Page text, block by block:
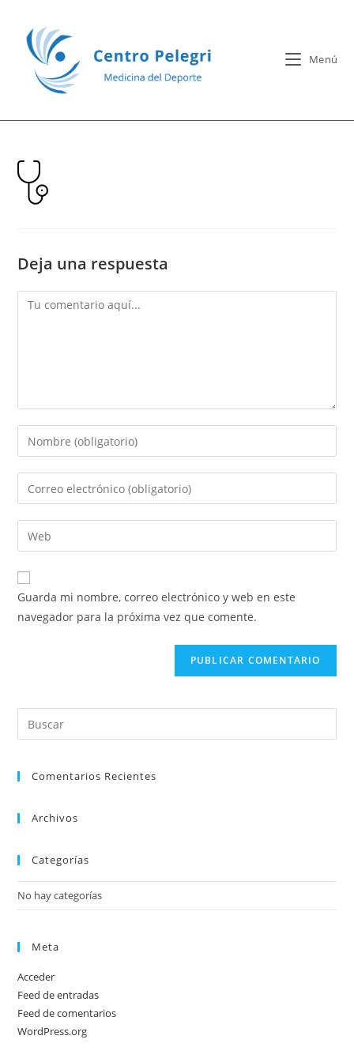
Menú
Deja una respuesta
Guarda mi nombre, correo electrónico y web en este
navegador para la próxima vez que comente.
Comentarios Recientes
Archivos
Categorías
No hay categorías
Meta
Acceder
Feed de entradas
Feed de comentarios
WordPress.org